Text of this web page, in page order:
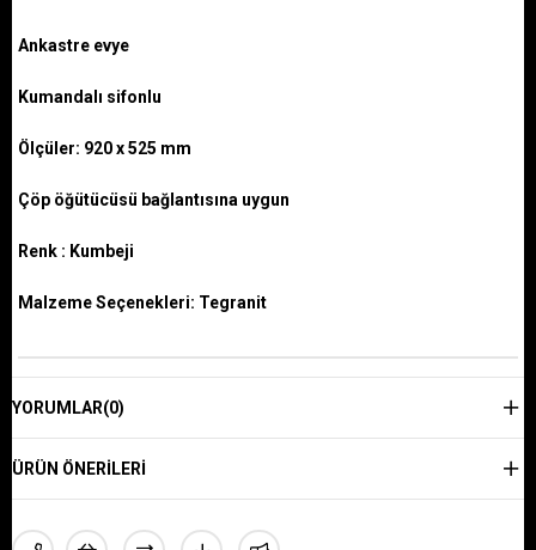
Ankastre evye
Kumandalı sifonlu
Ölçüler: 920 x 525 mm
Çöp öğütücüsü bağlantısına uygun
Renk : Kumbeji
Malzeme Seçenekleri: Tegranit
YORUMLAR(0)
ÜRÜN ÖNERILERI